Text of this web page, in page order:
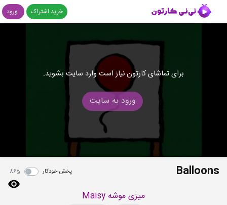
خرید اشتراک ورود
برای تماشای کارتون نیاز است وارد سایت بشوید.
ورود به سایت
Balloons پخش خودکار 865
میزی موشه Maisy